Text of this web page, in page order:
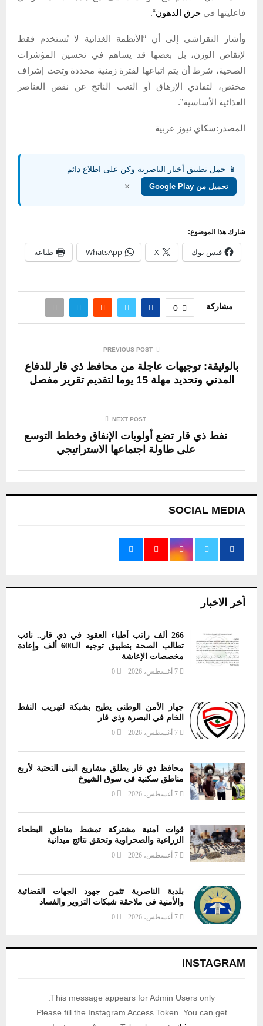
فاعليتها في حرق الدهون“.
وأشار النقراشي إلى أن “الأنظمة الغذائية لا تُستخدم فقط
لإنقاص الوزن، بل بعضها قد يساهم في تحسين المؤشرات
الصحية، شرط أن يتم اتباعها لفترة زمنية محددة وتحت إشراف
مختص، لتفادي الإرهاق أو التعب الناتج عن نقص العناصر
الغذائية الأساسية”.
المصدر:سكاي نيوز عربية
📱 حمل تطبيق أخبار الناصرية وكن على اطلاع دائم
تحميل من Google Play ×
شارك هذا الموضوع:
فيس بوك X
WhatsApp طباعة
مشاركة 0
PREVIOUS POST
بالوثيقة: توجيهات عاجلة من محافظ ذي قار للدفاع
المدني وتحديد مهلة 15 يوما لتقديم تقرير مفصل
NEXT POST
نفط ذي قار تضع أولويات الإنفاق وخطط التوسع
على طاولة اجتماعها الاستراتيجي
SOCIAL MEDIA
آخر الاخبار
266 ألف راتب أطباء العقود في ذي قار.. نائب
تطالب الصحة بتطبيق توجيه الـ600 ألف وإعادة
مخصصات الإعاشة
7 أغسطس، 2026 0
جهاز الأمن الوطني يطيح بشبكة لتهريب النفط
الخام في البصرة وذي قار
7 أغسطس، 2026 0
محافظ ذي قار يطلق مشاريع البنى التحتية لأربع
مناطق سكنية في سوق الشيوخ
7 أغسطس، 2026 0
قوات أمنية مشتركة تمشط مناطق البطحاء
الزراعية والصحراوية وتحقق نتائج ميدانية
7 أغسطس، 2026 0
بلدية الناصرية تثمن جهود الجهات القضائية
والأمنية في ملاحقة شبكات التزوير والفساد
7 أغسطس، 2026 0
INSTAGRAM
This message appears for Admin Users only:
Please fill the Instagram Access Token. You can get